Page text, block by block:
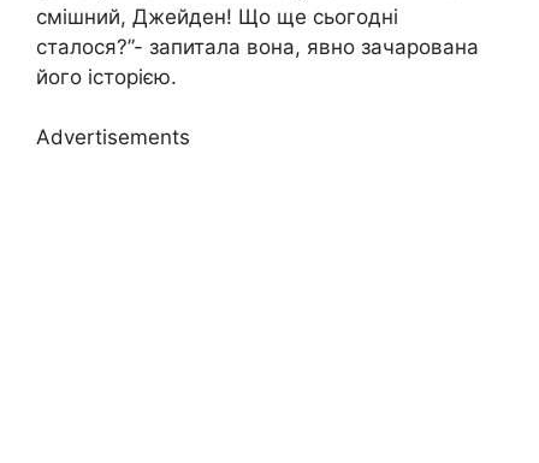
смішний, Джейден! Що ще сьогодні
сталося?”- запитала вона, явно зачарована
його історією.
Advertisements